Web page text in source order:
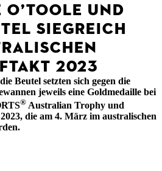
O’TOOLE UND
SIEGREICH
2023
Beutel setzten sich gegen die
jeweils eine Goldmedaille bei
® Australian Trophy und
die am 4. März im australischen